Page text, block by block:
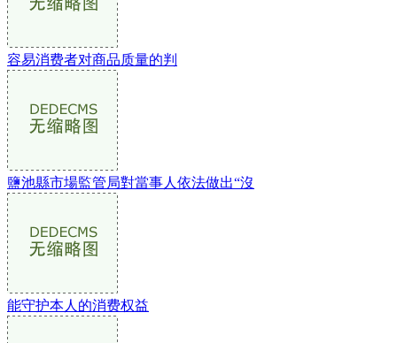
容易消费者对商品质量的判
鹽池縣市場監管局對當事人依法做出“沒
能守护本人的消费权益